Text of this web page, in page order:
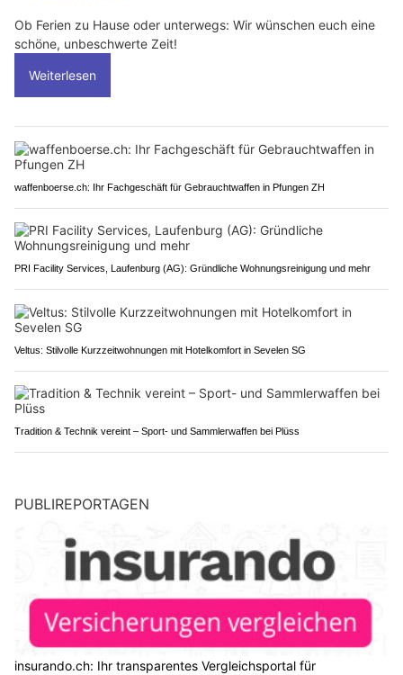
Ob Ferien zu Hause oder unterwegs: Wir wünschen euch eine
schöne, unbeschwerte Zeit!
Weiterlesen
waffenboerse.ch: Ihr Fachgeschäft für Gebrauchtwaffen in Pfungen ZH
PRI Facility Services, Laufenburg (AG): Gründliche Wohnungsreinigung und mehr
Veltus: Stilvolle Kurzzeitwohnungen mit Hotelkomfort in Sevelen SG
Tradition & Technik vereint – Sport- und Sammlerwaffen bei Plüss
PUBLIREPORTAGEN
insurando.ch: Ihr transparentes Vergleichsportal für